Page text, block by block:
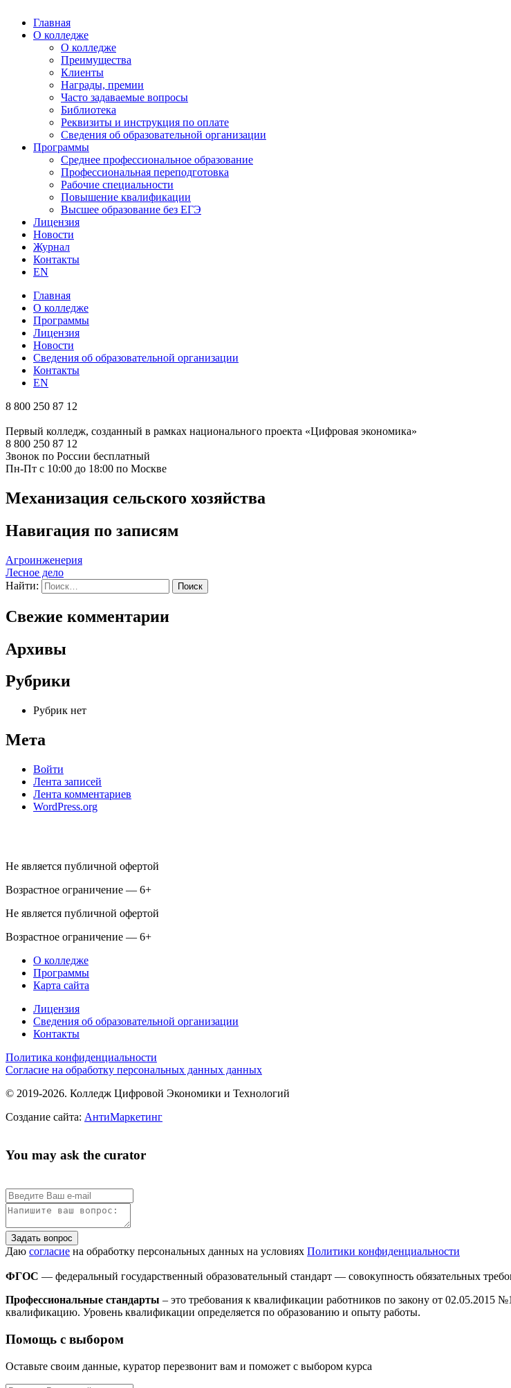
Главная
О колледже
О колледже
Преимущества
Клиенты
Награды, премии
Часто задаваемые вопросы
Библиотека
Реквизиты и инструкция по оплате
Сведения об образовательной организации
Программы
Среднее профессиональное образование
Профессиональная переподготовка
Рабочие специальности
Повышение квалификации
Высшее образование без ЕГЭ
Лицензия
Новости
Журнал
Контакты
EN
Главная
О колледже
Программы
Лицензия
Новости
Сведения об образовательной организации
Контакты
EN
8 800 250 87 12
Первый колледж, созданный в рамках национального проекта «Цифровая экономика»
8 800 250 87 12
Звонок по России бесплатный
Пн-Пт с 10:00 до 18:00 по Москве
Механизация сельского хозяйства
Навигация по записям
Агроинженерия
Лесное дело
Найти:
Свежие комментарии
Архивы
Рубрики
Рубрик нет
Мета
Войти
Лента записей
Лента комментариев
WordPress.org
Не является публичной офертой
Возрастное ограничение — 6+
Не является публичной офертой
Возрастное ограничение — 6+
О колледже
Программы
Карта сайта
Лицензия
Сведения об образовательной организации
Контакты
Политика конфиденциальности
Согласие на обработку персональных данных данных
© 2019-2026. Колледж Цифровой Экономики и Технологий
Создание сайта: АнтиМаркетинг
You may ask the curator
Задать вопрос
Даю согласие на обработку персональных данных на условиях Политики конфиденциальности
ФГОС — федеральный государственный образовательный стандарт — совокупность обязательных
Профессиональные стандарты – это требования к квалификации работников по закону от
квалификацию. Уровень квалификации определяется по образованию и опыту работы.
Помощь с выбором
Оставьте своим данные, куратор перезвонит вам и поможет с выбором курса